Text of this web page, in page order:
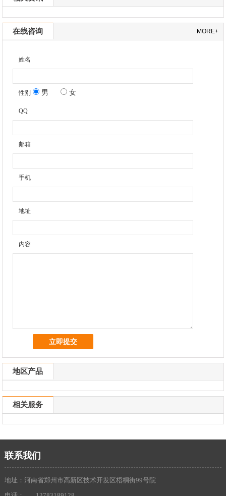
MORE+
在线咨询
姓名
性别 男 女
QQ
邮箱
手机
地址
内容
地区产品
相关服务
联系我们
地址：河南省郑州市高新区技术开发区梧桐街99号院